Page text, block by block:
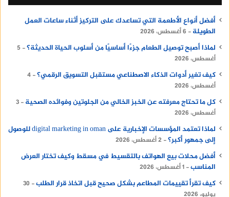
أفضل أنواع الأطعمة التي تساعدك على التركيز أثناء ساعات العمل
الطويلة
6 أغسطس، 2026
لماذا أصبح توصيل الطعام جزءًا أساسيًا من أسلوب الحياة الحديثة؟
5
أغسطس، 2026
كيف تغير أدوات الذكاء الاصطناعي مستقبل التسويق الرقمي؟ 4
أغسطس، 2026
كل ما تحتاج معرفته عن الخبز الخالي من الجلوتين وفوائده الصحية
3
أغسطس، 2026
لماذا تعتمد المؤسسات الإخبارية على digital marketing in oman للوصول
إلى جمهور أكبر؟ 2 أغسطس، 2026
أفضل محلات بيع الهواتف بالتقسيط في مسقط وكيف تختار العرض
المناسب 1 أغسطس، 2026
كيف تقرأ تقييمات المطاعم بشكل صحيح قبل اتخاذ قرار الطلب
30
يوليو، 2026